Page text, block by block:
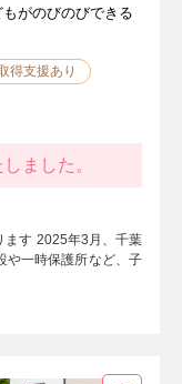
がのびのびできる
得支援あり
ました。
す 2025年3⽉、千葉
や一時保護所など、子